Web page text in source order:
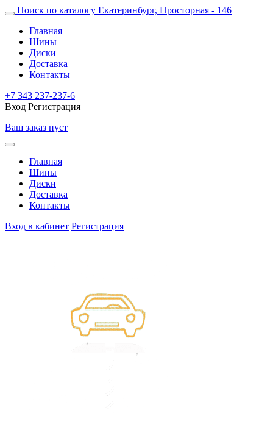
Поиск по каталогу Екатеринбург, Просторная - 146
Главная
Шины
Диски
Доставка
Контакты
+7 343 237-237-6
Вход Регистрация
Ваш заказ пуст
Главная
Шины
Диски
Доставка
Контакты
Вход в кабинет Регистрация